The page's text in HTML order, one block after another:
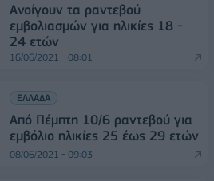
Ανοίγουν τα ραντεβού
εμβολιασμών για ηλικίες 18 -
24 ετών
16/06/2021 - 08:01
ΕΛΛΑΔΑ
Από Πέμπτη 10/6 ραντεβού για
εμβόλιο ηλικίες 25 έως 29 ετών
08/06/2021 - 09:03